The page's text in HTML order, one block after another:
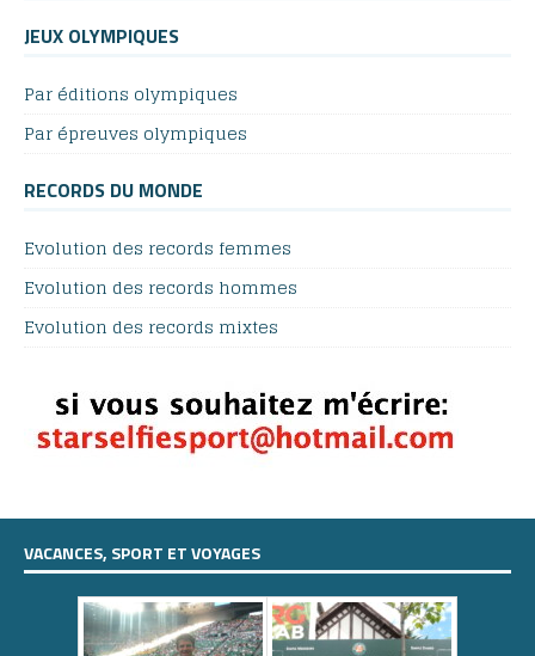
JEUX OLYMPIQUES
Par éditions olympiques
Par épreuves olympiques
RECORDS DU MONDE
Evolution des records femmes
Evolution des records hommes
Evolution des records mixtes
VACANCES, SPORT ET VOYAGES